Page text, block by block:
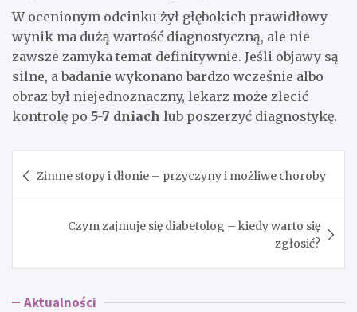
W ocenionym odcinku żył głębokich prawidłowy
wynik ma dużą wartość diagnostyczną, ale nie
zawsze zamyka temat definitywnie. Jeśli objawy są
silne, a badanie wykonano bardzo wcześnie albo
obraz był niejednoznaczny, lekarz może zlecić
kontrolę po 5-7 dniach lub poszerzyć diagnostykę.
wpisu
Zimne stopy i dłonie – przyczyny i możliwe choroby
Czym zajmuje się diabetolog – kiedy warto się
zgłosić?
Aktualności